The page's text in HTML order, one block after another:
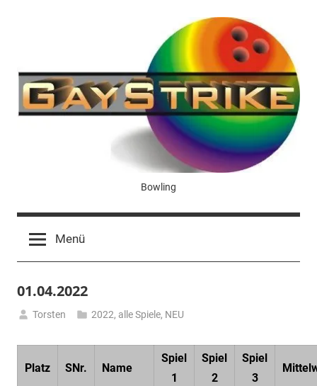
Bowling
Menü
01.04.2022
April
2022
Torsten 2022, alle Spiele, NEU
Platz SNr. Name
Spiel
1
Spiel
2
Spiel
3